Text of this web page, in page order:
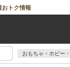
おトク情報
おもちゃ・ホビー